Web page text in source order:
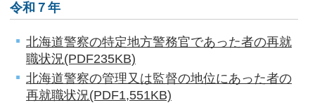
令和７年
北海道警察の特定地方警務官であった者の再就
職状況(PDF235KB)
北海道警察の管理又は監督の地位にあった者の
再就職状況(PDF1,551KB)